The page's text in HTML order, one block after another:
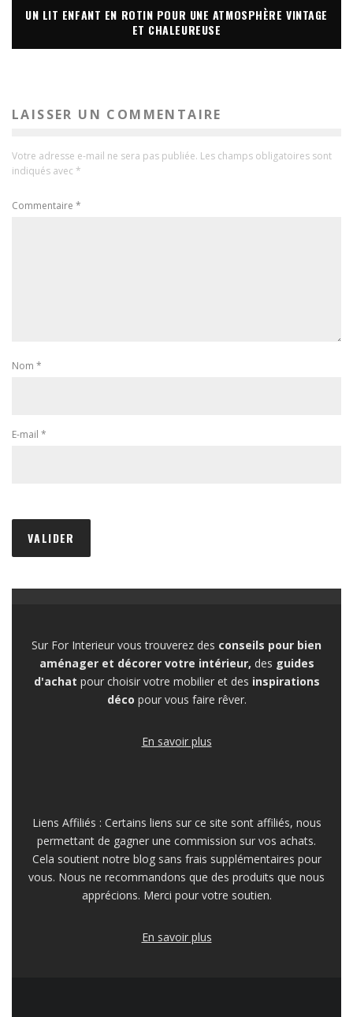
UN LIT ENFANT EN ROTIN POUR UNE ATMOSPHÈRE VINTAGE
ET CHALEUREUSE
LAISSER UN COMMENTAIRE
Votre adresse e-mail ne sera pas publiée. Les champs obligatoires sont
indiqués avec *
Commentaire *
Nom *
E-mail *
Sur For Interieur vous trouverez des conseils pour bien
aménager et décorer votre intérieur, des guides
d'achat pour choisir votre mobilier et des inspirations
déco pour vous faire rêver.
En savoir plus
Liens Affiliés : Certains liens sur ce site sont affiliés, nous
permettant de gagner une commission sur vos achats.
Cela soutient notre blog sans frais supplémentaires pour
vous. Nous ne recommandons que des produits que nous
apprécions. Merci pour votre soutien.
En savoir plus